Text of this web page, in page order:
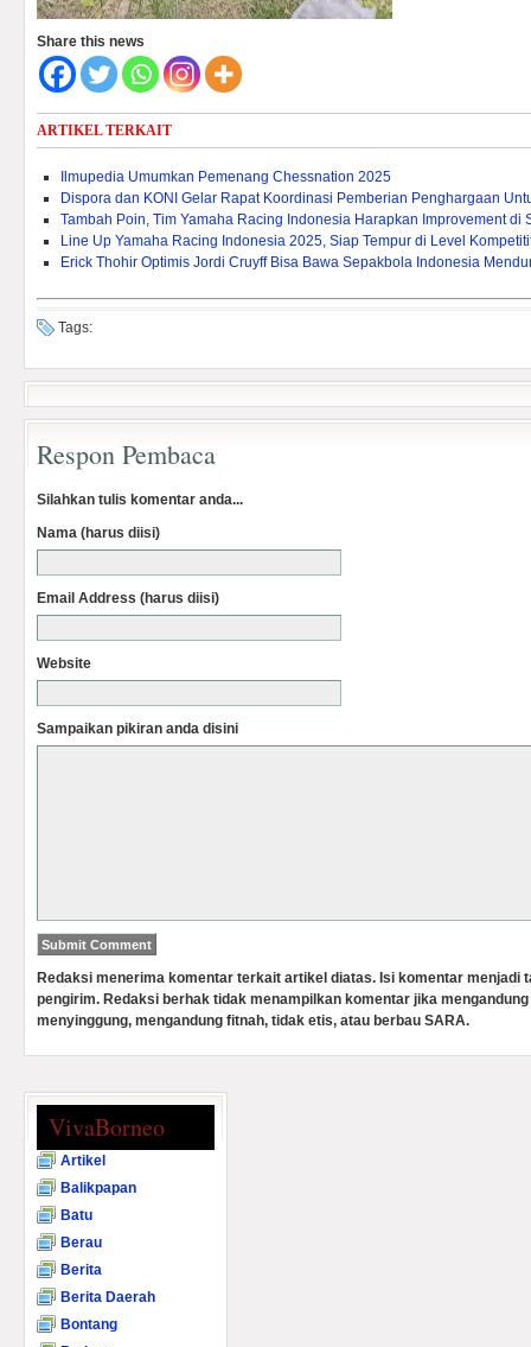
Share this news
ARTIKEL TERKAIT
Ilmupedia Umumkan Pemenang Chessnation 2025
Dispora dan KONI Gelar Rapat Koordinasi Pemberian Penghargaan
Tambah Poin, Tim Yamaha Racing Indonesia Harapkan Improvement di
Line Up Yamaha Racing Indonesia 2025, Siap Tempur di Level
Erick Thohir Optimis Jordi Cruyff Bisa Bawa Sepakbola Indonesia
Tags:
Respon Pembaca
Silahkan tulis komentar anda...
Nama (harus diisi)
Email Address (harus diisi)
Website
Sampaikan pikiran anda disini
Redaksi menerima komentar terkait artikel diatas. Isi komentar menjadi
pengirim. Redaksi berhak tidak menampilkan komentar jika
menyinggung, mengandung fitnah, tidak etis, atau berbau SARA.
VivaBorneo
Artikel
Balikpapan
Batu
Berau
Berita
Berita Daerah
Bontang